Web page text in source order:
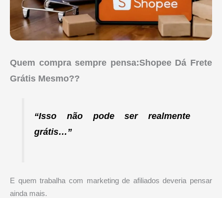
Quem compra sempre pensa:Shopee Dá Frete
Grátis Mesmo??
“Isso não pode ser realmente
grátis…”
E quem trabalha com marketing de afiliados deveria pensar
ainda mais.